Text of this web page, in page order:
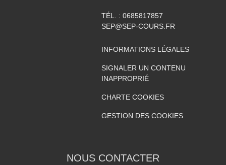
TÉL. : 0685817857
SEP@SEP-COURS.FR
INFORMATIONS LÉGALES
SIGNALER UN CONTENU
INAPPROPRIÉ
CHARTE COOKIES
GESTION DES COOKIES
NOUS CONTACTER